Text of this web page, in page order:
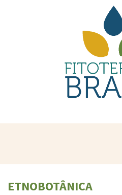
ETNOBOTÂNICA